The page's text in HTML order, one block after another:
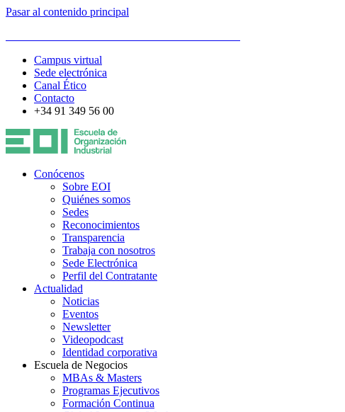
Pasar al contenido principal
Campus virtual
Sede electrónica
Canal Ético
Contacto
+34 91 349 56 00
Conócenos
Sobre EOI
Quiénes somos
Sedes
Reconocimientos
Transparencia
Trabaja con nosotros
Sede Electrónica
Perfil del Contratante
Actualidad
Noticias
Eventos
Newsletter
Videopodcast
Identidad corporativa
Escuela de Negocios
MBAs & Masters
Programas Ejecutivos
Formación Continua